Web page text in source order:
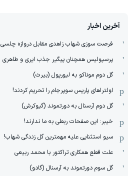
آخرین اخبار
فرصت سوزی شهاب زاهدی مقابل دروازه چلسی
پرسپولیس همچنان پیگیر جذب ایری و طاهری
گل دوم موناکو به لیورپول (بیرث)
اولتراهای پاریس سوپرجام را تحریم کردند!
گل دوم آرسنال به دورتموند (گیوکرش)
خیبر: این صفحات ربطی به ما ندارند!
سیو استثنایی علیه مهمترین گل زندگی شهاب!
علت قطع همکاری تراکتور با محمد ربیعی
گل سوم دورتموند به آرسنال (گادو)